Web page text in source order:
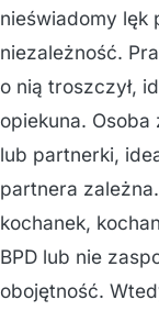
nieświadomy lęk
niezależność.
o nią troszczył,
opiekuna.
lub partnerki,
partnera
kochanek,
BPD lub nie
obojętność.